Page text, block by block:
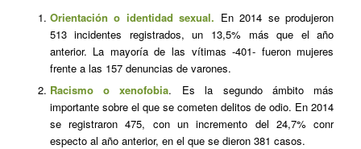
Orientación o identidad sexual. En 2014 se produjeron
513 incidentes registrados, un 13,5% más que el año
anterior. La mayoría de las vítimas -401- fueron mujeres
frente a las 157 denuncias de varones.
Racismo o xenofobia. Es la segundo ámbito más
importante sobre el que se cometen delitos de odio. En 2014
se registraron 475, con un incremento del 24,7% conr
especto al año anterior, en el que se dieron 381 casos.